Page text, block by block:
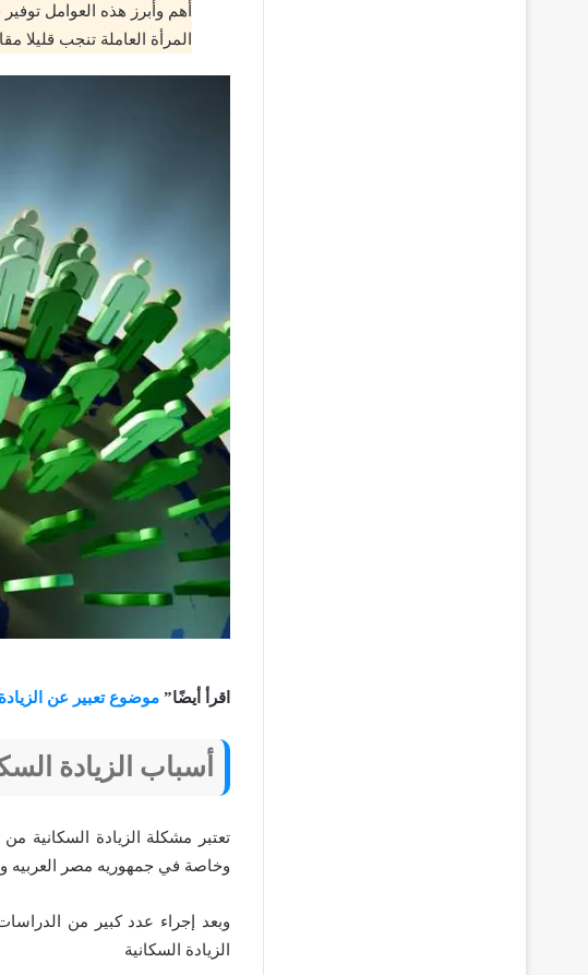
أهم وأبرز هذه العوامل
المرأة العاملة تنجب قليلا
اقرأ أيضًا” موضوع تعبير عن
أسباب الزيادة
تعتبر مشكلة الزيادة السكانية
وخاصة في جمهوريه مصر العربيه
وبعد إجراء عدد كبير من
الزيادة السكانية